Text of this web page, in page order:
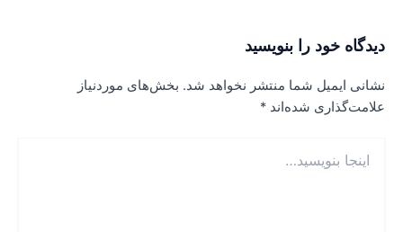
خود را بنویسید
ایمیل شما منتشر نخواهد شد. بخش‌های موردنیاز
شده‌اند*